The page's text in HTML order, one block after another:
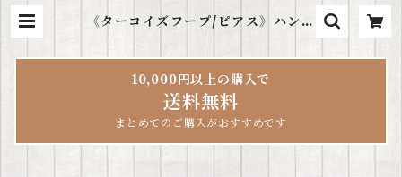
《ターコイズフープ/ピアス》ハンド
10,000円以上の購入で
送料無料
まとめてのご購入がおすすめです